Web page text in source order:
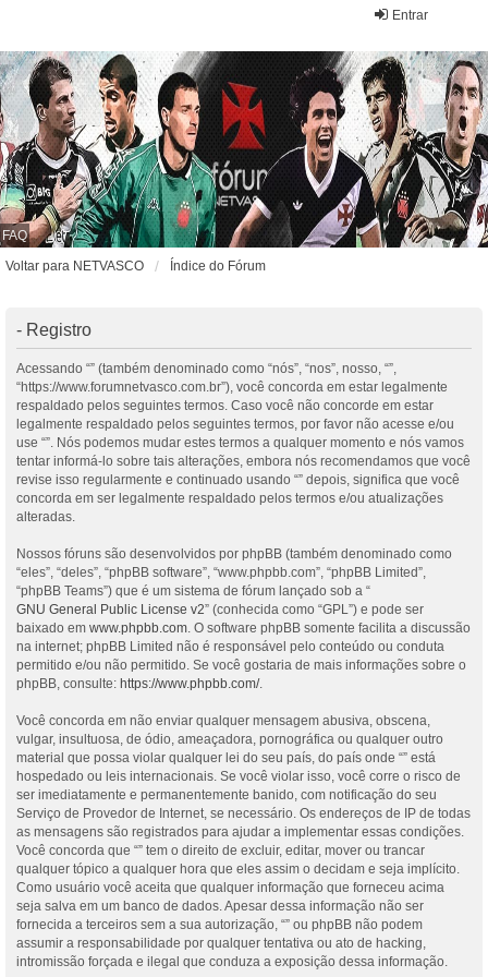
Entrar
FAQ
Voltar para NETVASCO
Índice do Fórum
- Registro
Acessando “” (também denominado como “nós”, “nos”, nosso, “”,
“https://www.forumnetvasco.com.br”), você concorda em estar legalmente
respaldado pelos seguintes termos. Caso você não concorde em estar
legalmente respaldado pelos seguintes termos, por favor não acesse e/ou
use “”. Nós podemos mudar estes termos a qualquer momento e nós vamos
tentar informá-lo sobre tais alterações, embora nós recomendamos que você
revise isso regularmente e continuado usando “” depois, significa que você
concorda em ser legalmente respaldado pelos termos e/ou atualizações
alteradas.
Nossos fóruns são desenvolvidos por phpBB (também denominado como
“eles”, “deles”, “phpBB software”, “www.phpbb.com”, “phpBB Limited”,
“phpBB Teams”) que é um sistema de fórum lançado sob a “
GNU General Public License v2” (conhecida como “GPL”) e pode ser
baixado em www.phpbb.com. O software phpBB somente facilita a discussão
na internet; phpBB Limited não é responsável pelo conteúdo ou conduta
permitido e/ou não permitido. Se você gostaria de mais informações sobre o
phpBB, consulte: https://www.phpbb.com/.
Você concorda em não enviar qualquer mensagem abusiva, obscena,
vulgar, insultuosa, de ódio, ameaçadora, pornográfica ou qualquer outro
material que possa violar qualquer lei do seu país, do país onde “” está
hospedado ou leis internacionais. Se você violar isso, você corre o risco de
ser imediatamente e permanentemente banido, com notificação do seu
Serviço de Provedor de Internet, se necessário. Os endereços de IP de todas
as mensagens são registrados para ajudar a implementar essas condições.
Você concorda que “” tem o direito de excluir, editar, mover ou trancar
qualquer tópico a qualquer hora que eles assim o decidam e seja implícito.
Como usuário você aceita que qualquer informação que forneceu acima
seja salva em um banco de dados. Apesar dessa informação não ser
fornecida a terceiros sem a sua autorização, “” ou phpBB não podem
assumir a responsabilidade por qualquer tentativa ou ato de hacking,
intromissão forçada e ilegal que conduza a exposição dessa informação.